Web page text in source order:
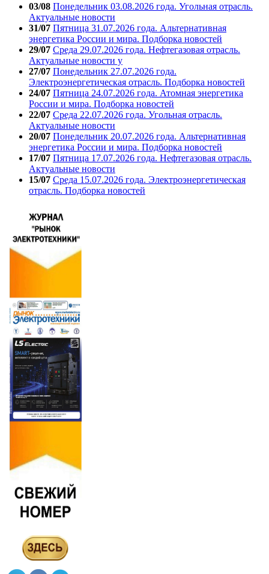
03/08 Понедельник 03.08.2026 года. Угольная отрасль.
Актуальные новости
31/07 Пятница 31.07.2026 года. Альтернативная
энергетика России и мира. Подборка новостей
29/07 Среда 29.07.2026 года. Нефтегазовая отрасль.
Актуальные новости у
27/07 Понедельник 27.07.2026 года.
Электроэнергетическая отрасль. Подборка новостей
24/07 Пятница 24.07.2026 года. Атомная энергетика
России и мира. Подборка новостей
22/07 Среда 22.07.2026 года. Угольная отрасль.
Актуальные новости
20/07 Понедельник 20.07.2026 года. Альтернативная
энергетика России и мира. Подборка новостей
17/07 Пятница 17.07.2026 года. Нефтегазовая отрасль.
Актуальные новости
15/07 Среда 15.07.2026 года. Электроэнергетическая
отрасль. Подборка новостей